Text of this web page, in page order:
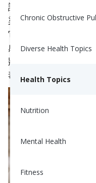
Chronic Obstructive
Diverse Health Topics
Health Topics
Nutrition
Mental Health
Fitness
諾如病毒，通常被稱
染性的病毒，會引起
它與流感無關，但傳
感到痛苦，伴隨有嘔
狀。在加州病例激增
毒及在受到影響時迅